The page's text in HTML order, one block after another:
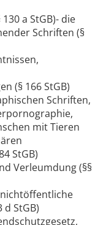
a StGB)- die
Schriften (§
(§ 166 StGB)
Schriften,
mit Tieren
StGB)
Verleumdung (§§
StGB)